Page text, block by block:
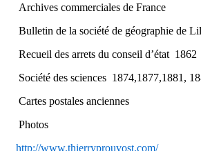
Archives commerciales de France
Bulletin de la société de géographie de
Recueil des arrets du conseil d’état 1862
Société des sciences 1874,1877,1881,
Cartes postales anciennes
Photos
http://www.thierryprouvost.com/